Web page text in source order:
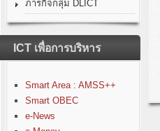
ภารกิจกลุ่ม DLICT
ICT เพื่อการบริหาร
Smart Area : AMSS++
Smart OBEC
e-News